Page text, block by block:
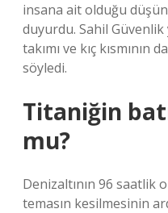
insana ait olduğu
duyurdu. Sahil
takımı ve kıç
söyledi.
Titaniğin
mu?
Denizaltının 96 saatlik
temasın kesilmesinin